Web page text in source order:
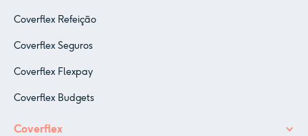
Coverflex Refeição
Coverflex Seguros
Coverflex Flexpay
Coverflex Budgets
Coverflex